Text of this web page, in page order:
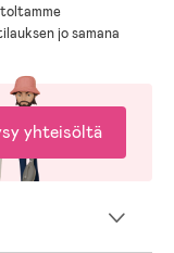
jo samana
yhteisöltä